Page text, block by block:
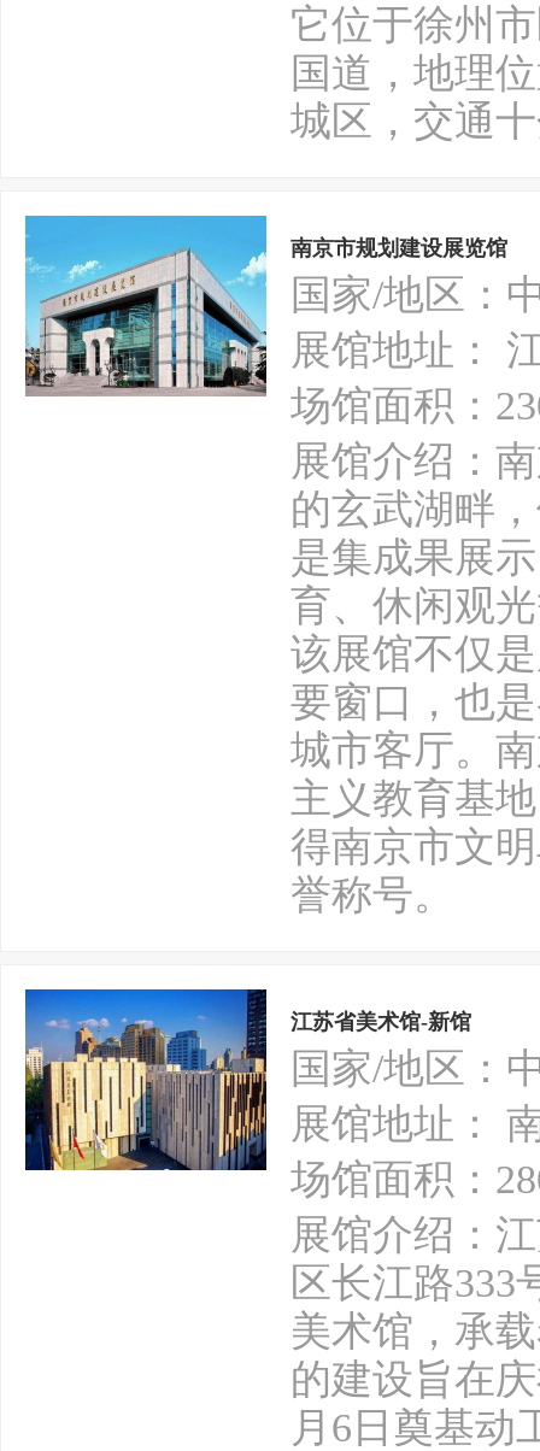
它位于徐州
国道，地理
城区，交通
南京市规划建设展览馆
国家/地区：
展馆地址：
场馆面积：
展馆介绍：
的玄武湖畔
是集成果展
育、休闲观
该展馆不仅
要窗口，也
城市客厅。
主义教育基
得南京市文
誉称号。
江苏省美术馆-新馆
国家/地区：
展馆地址：
场馆面积：
展馆介绍：
区长江路
美术馆，承
的建设旨在
月6日奠基动